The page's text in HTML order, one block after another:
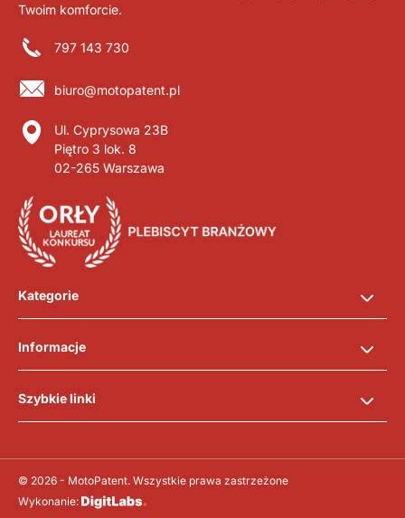
Twoim komforcie.
797 143 730
biuro@motopatent.pl
Ul. Cyprysowa 23B
Piętro 3 lok. 8
02-265 Warszawa
Kategorie
Informacje
Szybkie linki
© 2026 - MotoPatent. Wszystkie prawa zastrzeżone
Wykonanie: